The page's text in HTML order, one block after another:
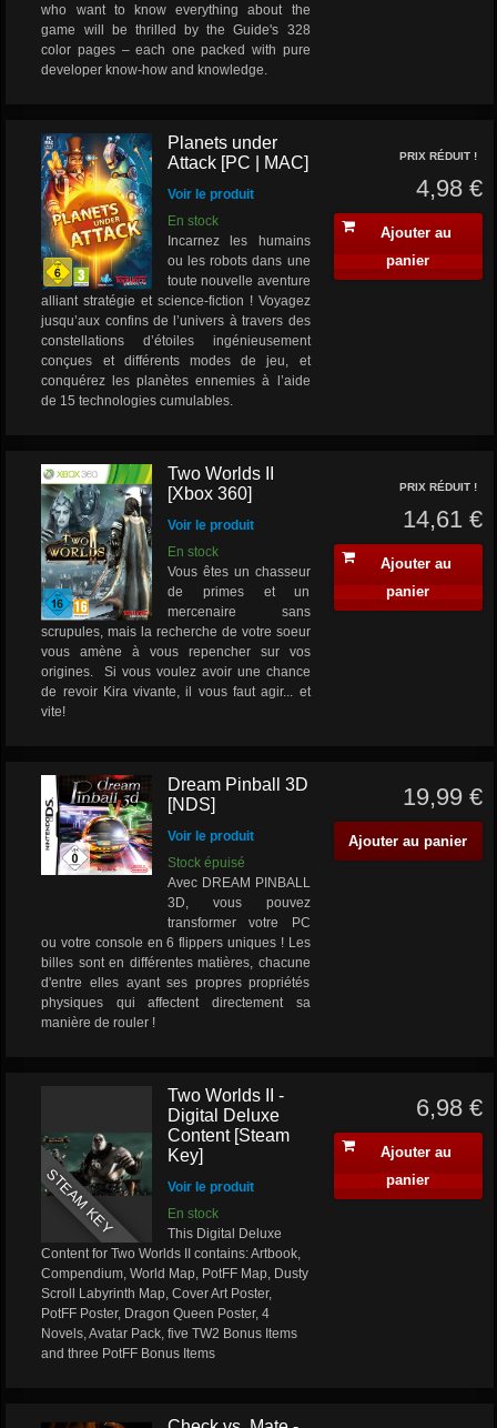
who want to know everything about the
game will be thrilled by the Guide's 328
color pages – each one packed with pure
developer know-how and knowledge.
Planets under
Attack [PC | MAC]
Voir le produit
En stock
Incarnez les humains
ou les robots dans une
toute nouvelle aventure
alliant stratégie et science-fiction ! Voyagez
jusqu’aux confins de l’univers à travers des
constellations d’étoiles ingénieusement
conçues et différents modes de jeu, et
conquérez les planètes ennemies à l’aide
de 15 technologies cumulables.
PRIX RÉDUIT !
4,98 €
Ajouter au
panier
Two Worlds II
[Xbox 360]
Voir le produit
En stock
Vous êtes un chasseur
de primes et un
mercenaire sans
scrupules, mais la recherche de votre soeur
vous amène à vous repencher sur vos
origines. Si vous voulez avoir une chance
de revoir Kira vivante, il vous faut agir... et
vite!
PRIX RÉDUIT !
14,61 €
Ajouter au
panier
Dream Pinball 3D
[NDS]
Voir le produit
Stock épuisé
Avec DREAM PINBALL
3D, vous pouvez
transformer votre PC
ou votre console en 6 flippers uniques ! Les
billes sont en différentes matières, chacune
d'entre elles ayant ses propres propriétés
physiques qui affectent directement sa
manière de rouler !
19,99 €
Ajouter au panier
STEAM KEY
Two Worlds II -
Digital Deluxe
Content [Steam
Key]
Voir le produit
En stock
This Digital Deluxe
Content for Two Worlds II contains: Artbook,
Compendium, World Map, PotFF Map, Dusty
Scroll Labyrinth Map, Cover Art Poster,
PotFF Poster, Dragon Queen Poster, 4
Novels, Avatar Pack, five TW2 Bonus Items
and three PotFF Bonus Items
6,98 €
Ajouter au
panier